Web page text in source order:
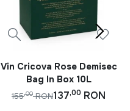
Vin Cricova Rose Demisec
Bag In Box 10L
137,00 RON
155,00 RON